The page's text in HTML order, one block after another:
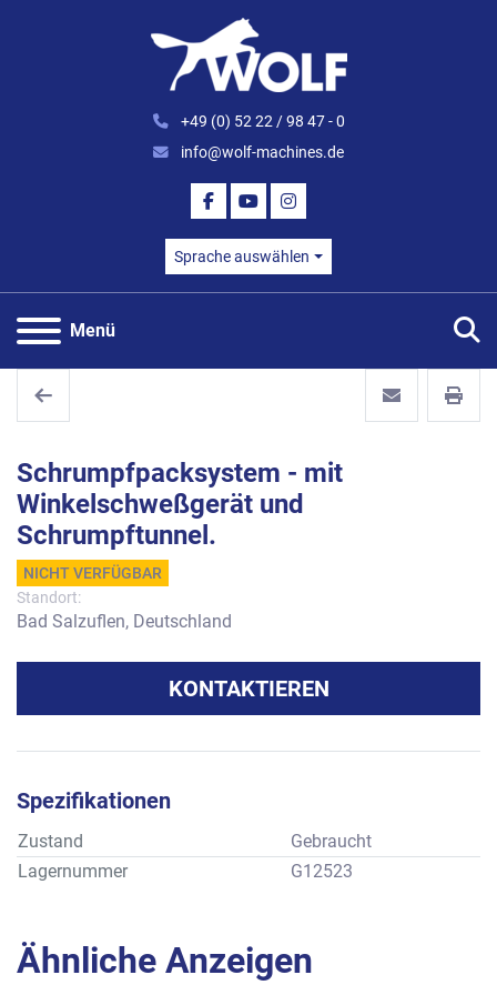
+49 (0) 52 22 / 98 47 - 0
info@wolf-machines.de
FACEBOOK
YOUTUBEINSTAGRAM
Sprache auswählen
Menü
Schrumpfpacksystem - mit
Winkelschweßgerät und
Schrumpftunnel.
NICHT VERFÜGBAR
Standort:
Bad Salzuflen, Deutschland
KONTAKTIEREN
Spezifikationen
Zustand
Gebraucht
Lagernummer
G12523
Ähnliche Anzeigen